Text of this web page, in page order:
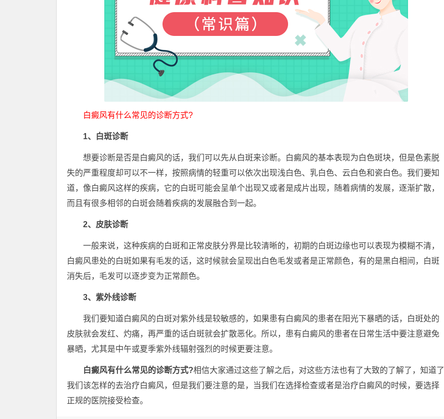
白癜风有什么常见的诊断方式?
1、白斑诊断
想要诊断是否是白癜风的话，我们可以先从白斑来诊断。白癜风的基本表现为白色斑块，但是色素脱
失的严重程度却可以不一样，按照病情的轻重可以依次出现浅白色、乳白色、云白色和瓷白色。我们要知
道，像白癜风这样的疾病，它的白斑可能会呈单个出现又或者是成片出现，随着病情的发展，逐渐扩散，
而且有很多相邻的白斑会随着疾病的发展融合到一起。
2、皮肤诊断
一般来说，这种疾病的白斑和正常皮肤分界是比较清晰的，初期的白斑边缘也可以表现为模糊不清，
白癜风患处的白斑如果有毛发的话，这时候就会呈现出白色毛发或者是正常颜色，有的是黑白相间，白斑
消失后，毛发可以逐步变为正常颜色。
3、紫外线诊断
我们要知道白癜风的白斑对紫外线是较敏感的，如果患有白癜风的患者在阳光下暴晒的话，白斑处的
皮肤就会发红、灼痛，再严重的话白斑就会扩散恶化。所以，患有白癜风的患者在日常生活中要注意避免
暴晒，尤其是中午或夏季紫外线辐射强烈的时候更要注意。
白癜风有什么常见的诊断方式?相信大家通过这些了解之后，对这些方法也有了大致的了解了，知道了
我们该怎样的去治疗白癜风，但是我们要注意的是，当我们在选择检查或者是治疗白癜风的时候，要选择
正规的医院接受检查。